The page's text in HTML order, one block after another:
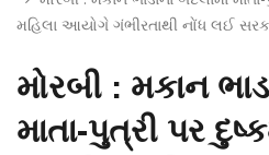
મહિલા આયોગે ગંભીરતાથી નોંધ લઈ
મોરબી : મકાન
માતા-પુત્રી પર